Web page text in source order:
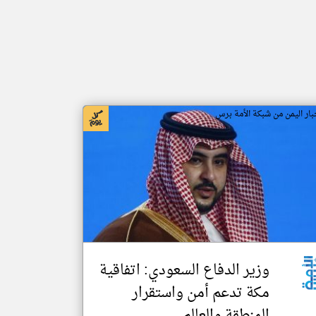
اليمن من شبكة الأمة برس
وزير الدفاع السعودي: اتفاقية
مكة تدعم أمن واستقرار